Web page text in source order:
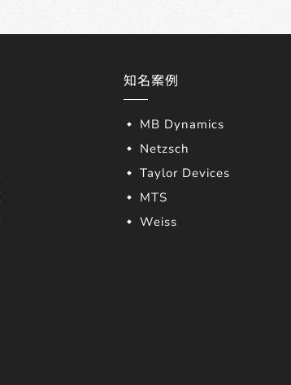
知名案例
MB Dynamics
Netzsch
Taylor Devices
MTS
Weiss